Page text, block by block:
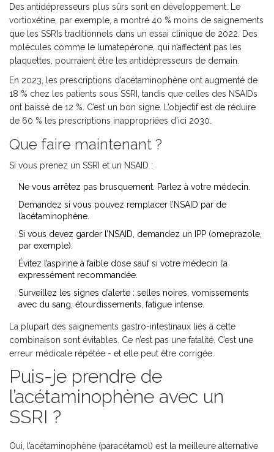
Des antidépresseurs plus sûrs sont en développement. Le
vortioxétine, par exemple, a montré 40 % moins de saignements
que les SSRIs traditionnels dans un essai clinique de 2022. Des
molécules comme le lumatepérone, qui n’affectent pas les
plaquettes, pourraient être les antidépresseurs de demain.
En 2023, les prescriptions d’acétaminophène ont augmenté de
18 % chez les patients sous SSRI, tandis que celles des NSAIDs
ont baissé de 12 %. C’est un bon signe. L’objectif est de réduire
de 60 % les prescriptions inappropriées d’ici 2030.
Que faire maintenant ?
Si vous prenez un SSRI et un NSAID :
Ne vous arrêtez pas brusquement. Parlez à votre médecin.
Demandez si vous pouvez remplacer l’NSAID par de
l’acétaminophène.
Si vous devez garder l’NSAID, demandez un IPP (omeprazole,
par exemple).
Évitez l’aspirine à faible dose sauf si votre médecin l’a
expressément recommandée.
Surveillez les signes d’alerte : selles noires, vomissements
avec du sang, étourdissements, fatigue intense.
La plupart des saignements gastro-intestinaux liés à cette
combinaison sont évitables. Ce n’est pas une fatalité. C’est une
erreur médicale répétée - et elle peut être corrigée.
Puis-je prendre de
l’acétaminophène avec un
SSRI ?
Oui, l’acétaminophène (paracétamol) est la meilleure alternative